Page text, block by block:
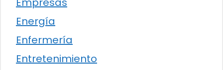
Energía
Enfermería
Entretenimiento